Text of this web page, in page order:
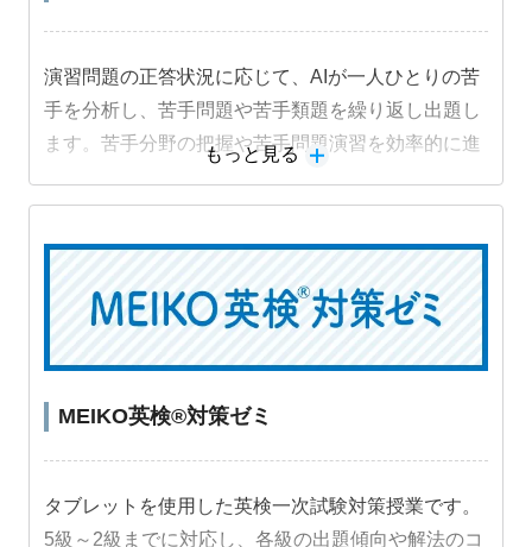
演習問題の正答状況に応じて、AIが一人ひとりの苦
手を分析し、苦手問題や苦手類題を繰り返し出題し
ます。苦手分野の把握や苦手問題演習を効率的に進
もっと見る
MEIKO英検®対策ゼミ
タブレットを使用した英検一次試験対策授業です。
5級～2級までに対応し、各級の出題傾向や解法のコ